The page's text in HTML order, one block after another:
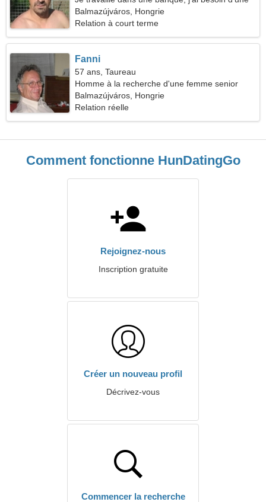
femme sympathique
Balmazújváros, Hongrie
Relation à court terme
Fanni
57 ans, Taureau
Homme à la recherche d'une femme senior
Balmazújváros, Hongrie
Relation réelle
Comment fonctionne HunDatingGo
Rejoignez-nous
Inscription gratuite
Créer un nouveau profil
Décrivez-vous
Commencer la recherche